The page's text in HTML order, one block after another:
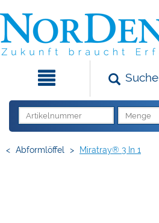
Suche
< Abformlöffel > Miratray® 3 In 1